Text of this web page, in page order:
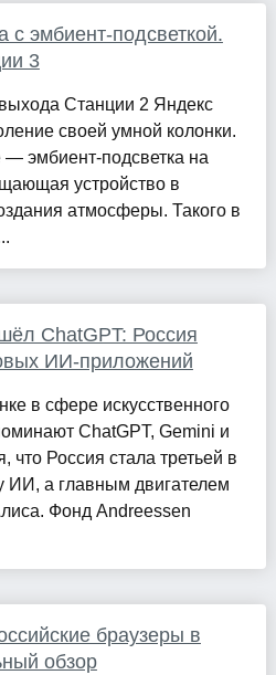
с эмбиент-подсветкой.
3
Станции 2 Яндекс
своей умной колонки.
эмбиент-подсветка на
устройство в
атмосферы. Такого в
ChatGPT: Россия
ИИ-приложений
в сфере искусственного
ChatGPT, Gemini и
что Россия стала третьей в
ИИ, а главным двигателем
Фонд Andreessen
браузеры в
обзор